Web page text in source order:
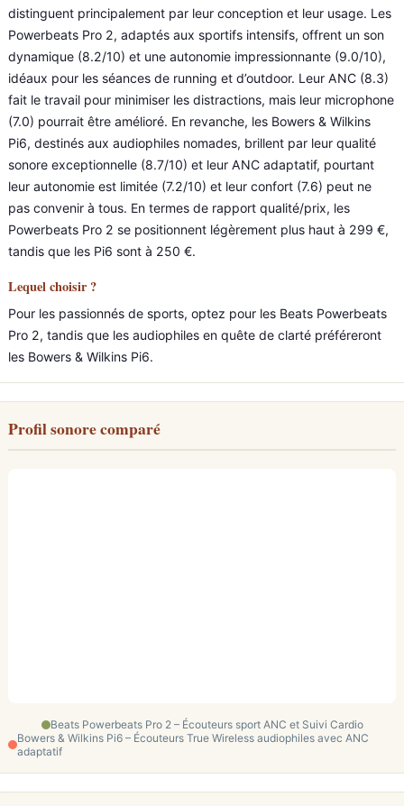
distinguent principalement par leur conception et leur usage. Les
Powerbeats Pro 2, adaptés aux sportifs intensifs, offrent un son
dynamique (8.2/10) et une autonomie impressionnante (9.0/10),
idéaux pour les séances de running et d’outdoor. Leur ANC (8.3)
fait le travail pour minimiser les distractions, mais leur microphone
(7.0) pourrait être amélioré. En revanche, les Bowers & Wilkins
Pi6, destinés aux audiophiles nomades, brillent par leur qualité
sonore exceptionnelle (8.7/10) et leur ANC adaptatif, pourtant
leur autonomie est limitée (7.2/10) et leur confort (7.6) peut ne
pas convenir à tous. En termes de rapport qualité/prix, les
Powerbeats Pro 2 se positionnent légèrement plus haut à 299 €,
tandis que les Pi6 sont à 250 €.
Lequel choisir ?
Pour les passionnés de sports, optez pour les Beats Powerbeats
Pro 2, tandis que les audiophiles en quête de clarté préféreront
les Bowers & Wilkins Pi6.
Profil sonore comparé
Beats Powerbeats Pro 2 – Écouteurs sport ANC et Suivi Cardio
Bowers & Wilkins Pi6 – Écouteurs True Wireless audiophiles avec ANC
adaptatif